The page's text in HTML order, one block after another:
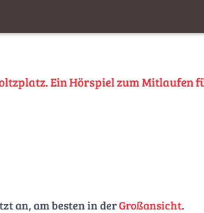
Ein Hörspiel zum Mitlaufen
an, am besten in derGroßansicht.